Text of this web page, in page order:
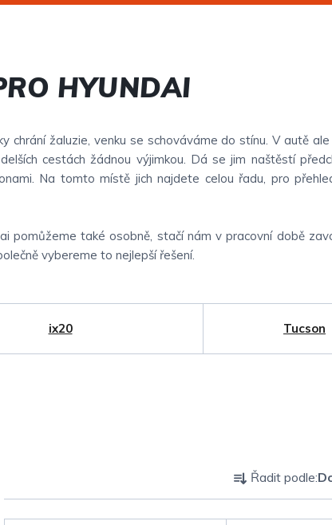
HYUNDAI
chrání žaluzie, venku se schováváme do stínu. V autě
cestách žádnou výjimkou. Dá se jim naštěstí
Na tomto místě jich najdete celou řadu, pro
pomůžeme také osobně, stačí nám v pracovní době
vybereme to nejlepší řešení.
ix20 Tucson
Ř
a
Řadit podle: